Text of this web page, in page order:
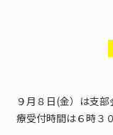
９月８日(金）は支
療受付時間は６時３